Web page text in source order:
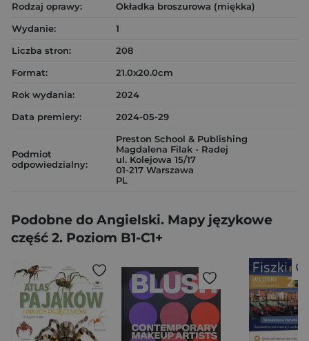
Rodzaj oprawy:
Okładka broszurowa (miękka)
Wydanie:
1
Liczba stron:
208
Format:
21.0x20.0cm
Rok wydania:
2024
Data premiery:
2024-05-29
Podmiot
odpowiedzialny:
Preston School & Publishing
Magdalena Filak - Radej
ul. Kolejowa 15/17
01-217 Warszawa
PL
Podobne do Angielski. Mapy językowe
część 2. Poziom B1-C1+